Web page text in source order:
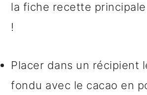
la fiche recette
!
Placer dans un récipient
fondu avec le cacao en